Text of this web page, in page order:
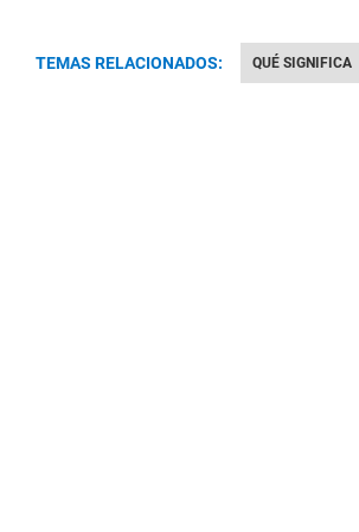
TEMAS RELACIONADOS: QUÉ SIGNIFICA